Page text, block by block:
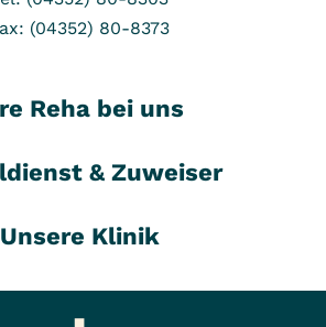
(04352) 80-8373
Reha bei uns
& Zuweiser
Unsere Klinik